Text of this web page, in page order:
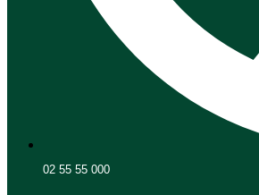
02 55 55 000